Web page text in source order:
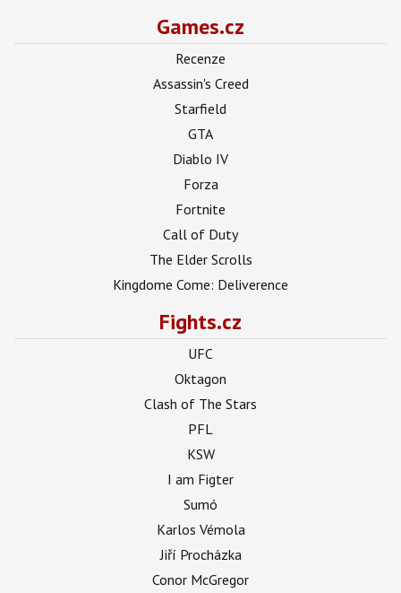
Games.cz
Recenze
Assassin's Creed
Starfield
GTA
Diablo IV
Forza
Fortnite
Call of Duty
The Elder Scrolls
Kingdome Come: Deliverence
Fights.cz
UFC
Oktagon
Clash of The Stars
PFL
KSW
I am Figter
Sumó
Karlos Vémola
Jiří Procházka
Conor McGregor